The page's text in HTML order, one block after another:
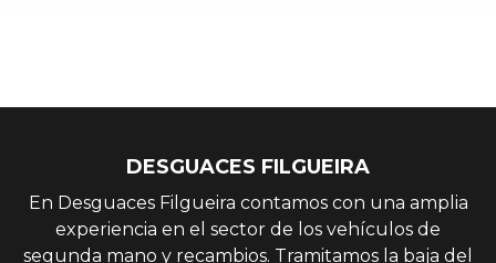
DESGUACES FILGUEIRA
En Desguaces Filgueira contamos con una amplia
experiencia en el sector de los vehículos de
segunda mano y recambios. Tramitamos la baja del